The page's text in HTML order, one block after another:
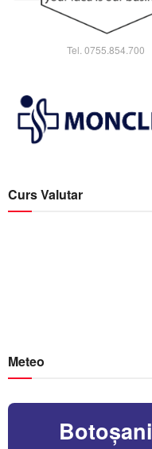
Tel. 0755.854.700
Curs Valutar
Meteo
Botoșani